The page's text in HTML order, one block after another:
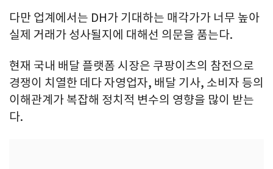
다만 업계에서는 DH가 기대하는 매각가가 너무 높아
실제 거래가 성사될지에 대해선 의문을 품는다.
현재 국내 배달 플랫폼 시장은 쿠팡이츠의 참전으로
경쟁이 치열한 데다 자영업자, 배달 기사, 소비자 등의
이해관계가 복잡해 정치적 변수의 영향을 많이 받는
다.